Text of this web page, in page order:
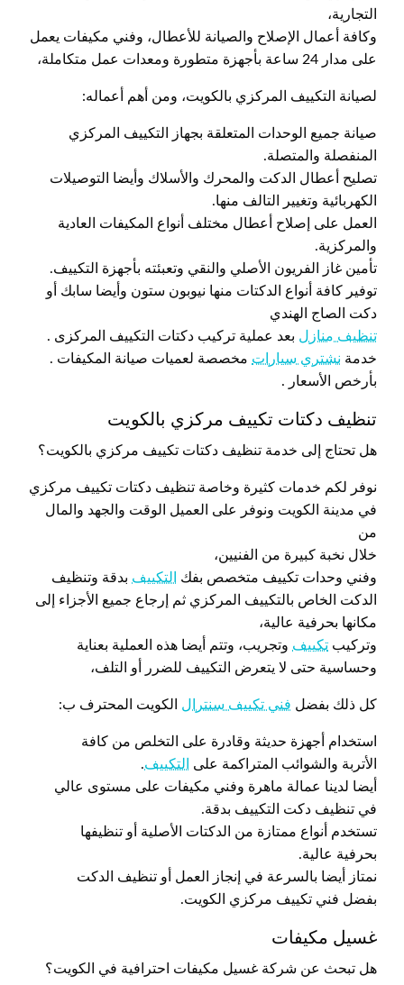
التجارية،
وكافة أعمال الإصلاح والصيانة للأعطال، وفني مكيفات يعمل
على مدار 24 ساعة بأجهزة متطورة ومعدات عمل متكاملة،
لصيانة التكييف المركزي بالكويت، ومن أهم أعماله:
صيانة جميع الوحدات المتعلقة بجهاز التكييف المركزي
المنفصلة والمتصلة.
تصليح أعطال الدكت والمحرك والأسلاك وأيضا التوصيلات
الكهربائية وتغيير التالف منها.
العمل على إصلاح أعطال مختلف أنواع المكيفات العادية
والمركزية.
تأمين غاز الفريون الأصلي والنقي وتعبئته بأجهزة التكييف.
توفير كافة أنواع الدكتات منها نيوبون ستون وأيضا سابك أو
دكت الصاج الهندي
تنظيف منازل بعد عملية تركيب دكتات التكييف المركزى .
خدمة نشتري سيارات مخصصة لعميات صيانة المكيفات .
بأرخص الأسعار .
تنظيف دكتات تكييف مركزي بالكويت
هل تحتاج إلى خدمة تنظيف دكتات تكييف مركزي بالكويت؟
نوفر لكم خدمات كثيرة وخاصة تنظيف دكتات تكييف مركزي
في مدينة الكويت ونوفر على العميل الوقت والجهد والمال
من
خلال نخبة كبيرة من الفنيين،
وفني وحدات تكييف متخصص بفك
التكييف بدقة وتنظيف
الدكت الخاص بالتكييف المركزي ثم إرجاع جميع الأجزاء إلى
مكانها بحرفية عالية،
وتركيب تكييف وتجريب، وتتم أيضا هذه العملية بعناية
وحساسية حتى لا يتعرض التكييف للضرر أو التلف،
كل ذلك بفضل فني تكييف سنترال الكويت المحترف ب:
استخدام أجهزة حديثة وقادرة على التخلص من كافة
الأتربة والشوائب المتراكمة على
التكييف.
أيضا لدينا عمالة ماهرة وفني مكيفات على مستوى عالي
في تنظيف دكت التكييف بدقة.
تستخدم أنواع ممتازة من الدكتات الأصلية أو تنظيفها
بحرفية عالية.
نمتاز أيضا بالسرعة في إنجاز العمل أو تنظيف الدكت
بفضل فني تكييف مركزي الكويت.
غسيل مكيفات
هل تبحث عن شركة غسيل مكيفات احترافية في الكويت؟